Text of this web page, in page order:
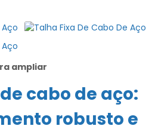
ampliar
cabo de aço:
robusto e